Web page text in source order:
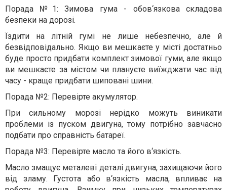
Порада №1: Зимова гума - обов‘язкова складова
безпеки на дорозі.
Їздити на літній гумі не лише небезпечно, але й
безвідповідально. Якщо ви мешкаєте у місті достатньо
буде просто придбати комплект зимової гуми, але якщо
ви мешкаєте за містом чи плануєте виїжджати час від
часу - краще придбати шиповані шини.
Порада №2: Перевірте акумулятор.
При сильному морозі нерідко можуть виникати
проблеми із пуском двигуна, тому потрібно завчасно
подбати про справність батареї.
Порада №3: Перевірте масло та його в‘язкість.
Масло змащує металеві деталі двигуна, захищаючи його
від зламу. Густота або в‘язкість масла, впливає на